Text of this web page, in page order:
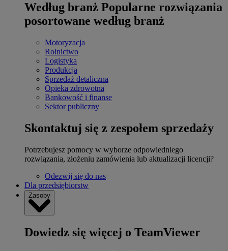
Według branż Popularne rozwiązania
posortowane według branż
Motoryzacja
Rolnictwo
Logistyka
Produkcja
Sprzedaż detaliczna
Opieka zdrowotna
Bankowość i finanse
Sektor publiczny
Skontaktuj się z zespołem sprzedaży
Potrzebujesz pomocy w wyborze odpowiedniego
rozwiązania, złożeniu zamówienia lub aktualizacji licencji?
Odezwij się do nas
Dla przedsiębiorstw
Zasoby
Dowiedz się więcej o TeamViewer